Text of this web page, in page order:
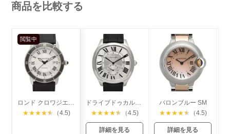
商品を比較する
閲覧中
ロンド クロワジエール
★★★★★ （4.5)
ドライブドゥカルティエ
★★★★★ （4.5)
詳細を見る
バロンブルー SM
★★★★★ （4.5)
詳細を見る